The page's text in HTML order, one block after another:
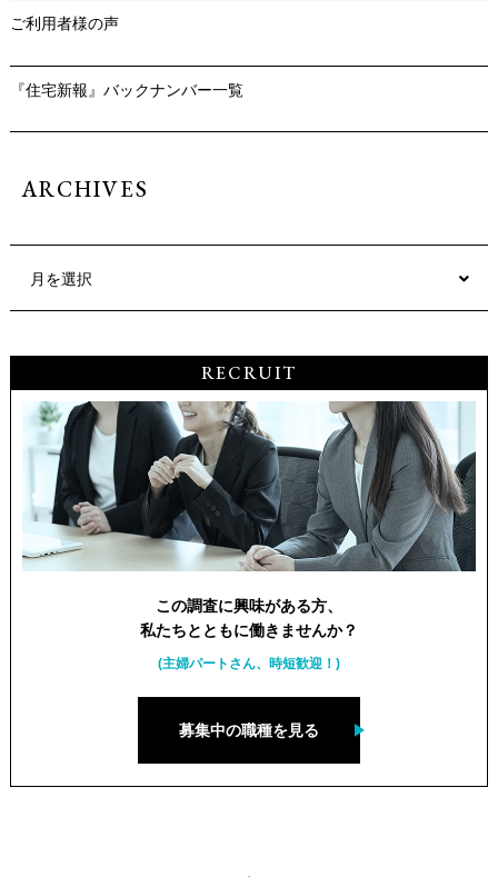
ご利用者様の声
『住宅新報』バックナンバー一覧
ARCHIVES
月を選択
RECRUIT
この調査に興味がある方、
私たちとともに働きませんか？
(主婦パートさん、時短歓迎！)
募集中の職種を見る